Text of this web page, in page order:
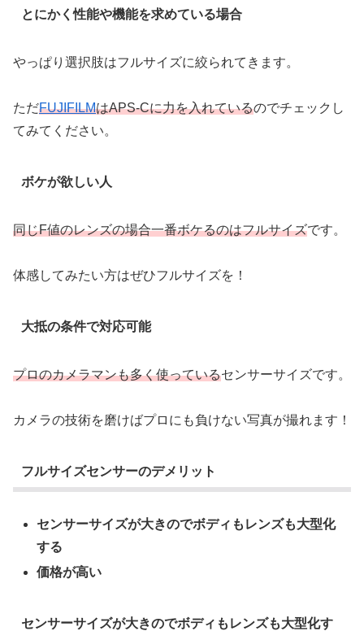
とにかく性能や機能を求めている場合
やっぱり選択肢はフルサイズに絞られてきます。
ただFUJIFILMはAPS-Cに力を入れているのでチェックし
てみてください。
ボケが欲しい人
同じF値のレンズの場合一番ボケるのはフルサイズです。
体感してみたい方はぜひフルサイズを！
大抵の条件で対応可能
プロのカメラマンも多く使っているセンサーサイズです。
カメラの技術を磨けばプロにも負けない写真が撮れます！
フルサイズセンサーのデメリット
センサーサイズが大きのでボディもレンズも大型化
する
価格が高い
センサーサイズが大きのでボディもレンズも大型化す